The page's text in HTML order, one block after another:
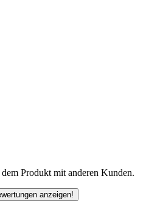
Produkt mit anderen Kunden.
anzeigen!